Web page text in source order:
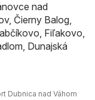
nad
, Čierny Balog,
, Fiľakovo,
, Dunajská
Dubnica nad Váhom